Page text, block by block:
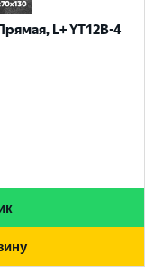
L+ YT12B-4